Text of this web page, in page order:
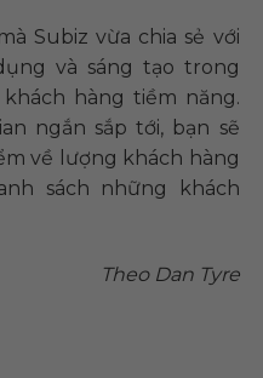
Subiz vừa chia sẻ với
và sáng tạo trong
hàng tiềm năng.
ngắn sắp tới, bạn sẽ
về lượng khách hàng
sách những khách
Theo Dan Tyre